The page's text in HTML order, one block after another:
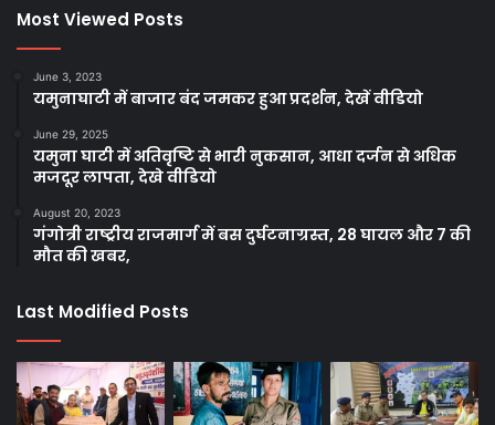
Most Viewed Posts
June 3, 2023
यमुनाघाटी में बाजार बंद जमकर हुआ प्रदर्शन, देखें वीडियो
June 29, 2025
यमुना घाटी में अतिवृष्टि से भारी नुकसान, आधा दर्जन से अधिक
मजदूर लापता, देखे वीडियो
August 20, 2023
गंगोत्री राष्ट्रीय राजमार्ग में बस दुर्घटनाग्रस्त, 28 घायल और 7 की
मौत की खबर,
Last Modified Posts